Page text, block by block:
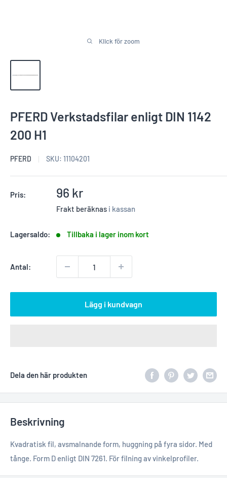
Klick för zoom
PFERD Verkstadsfilar enligt DIN 1142
200 H1
PFERD SKU: 11104201
Pris: Reapris
96 kr
Frakt beräknas i kassan
Lagersaldo: Tillbaka i lager inom kort
Antal:
Lägg i kundvagn
Dela den här produkten
Beskrivning
Kvadratisk fil, avsmalnande form, huggning på fyra sidor. Med
tånge. Form D enligt DIN 7261. För filning av vinkelprofiler.